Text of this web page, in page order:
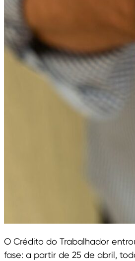
O Crédito do Trabalhador
fase: a partir de 25 de abril,